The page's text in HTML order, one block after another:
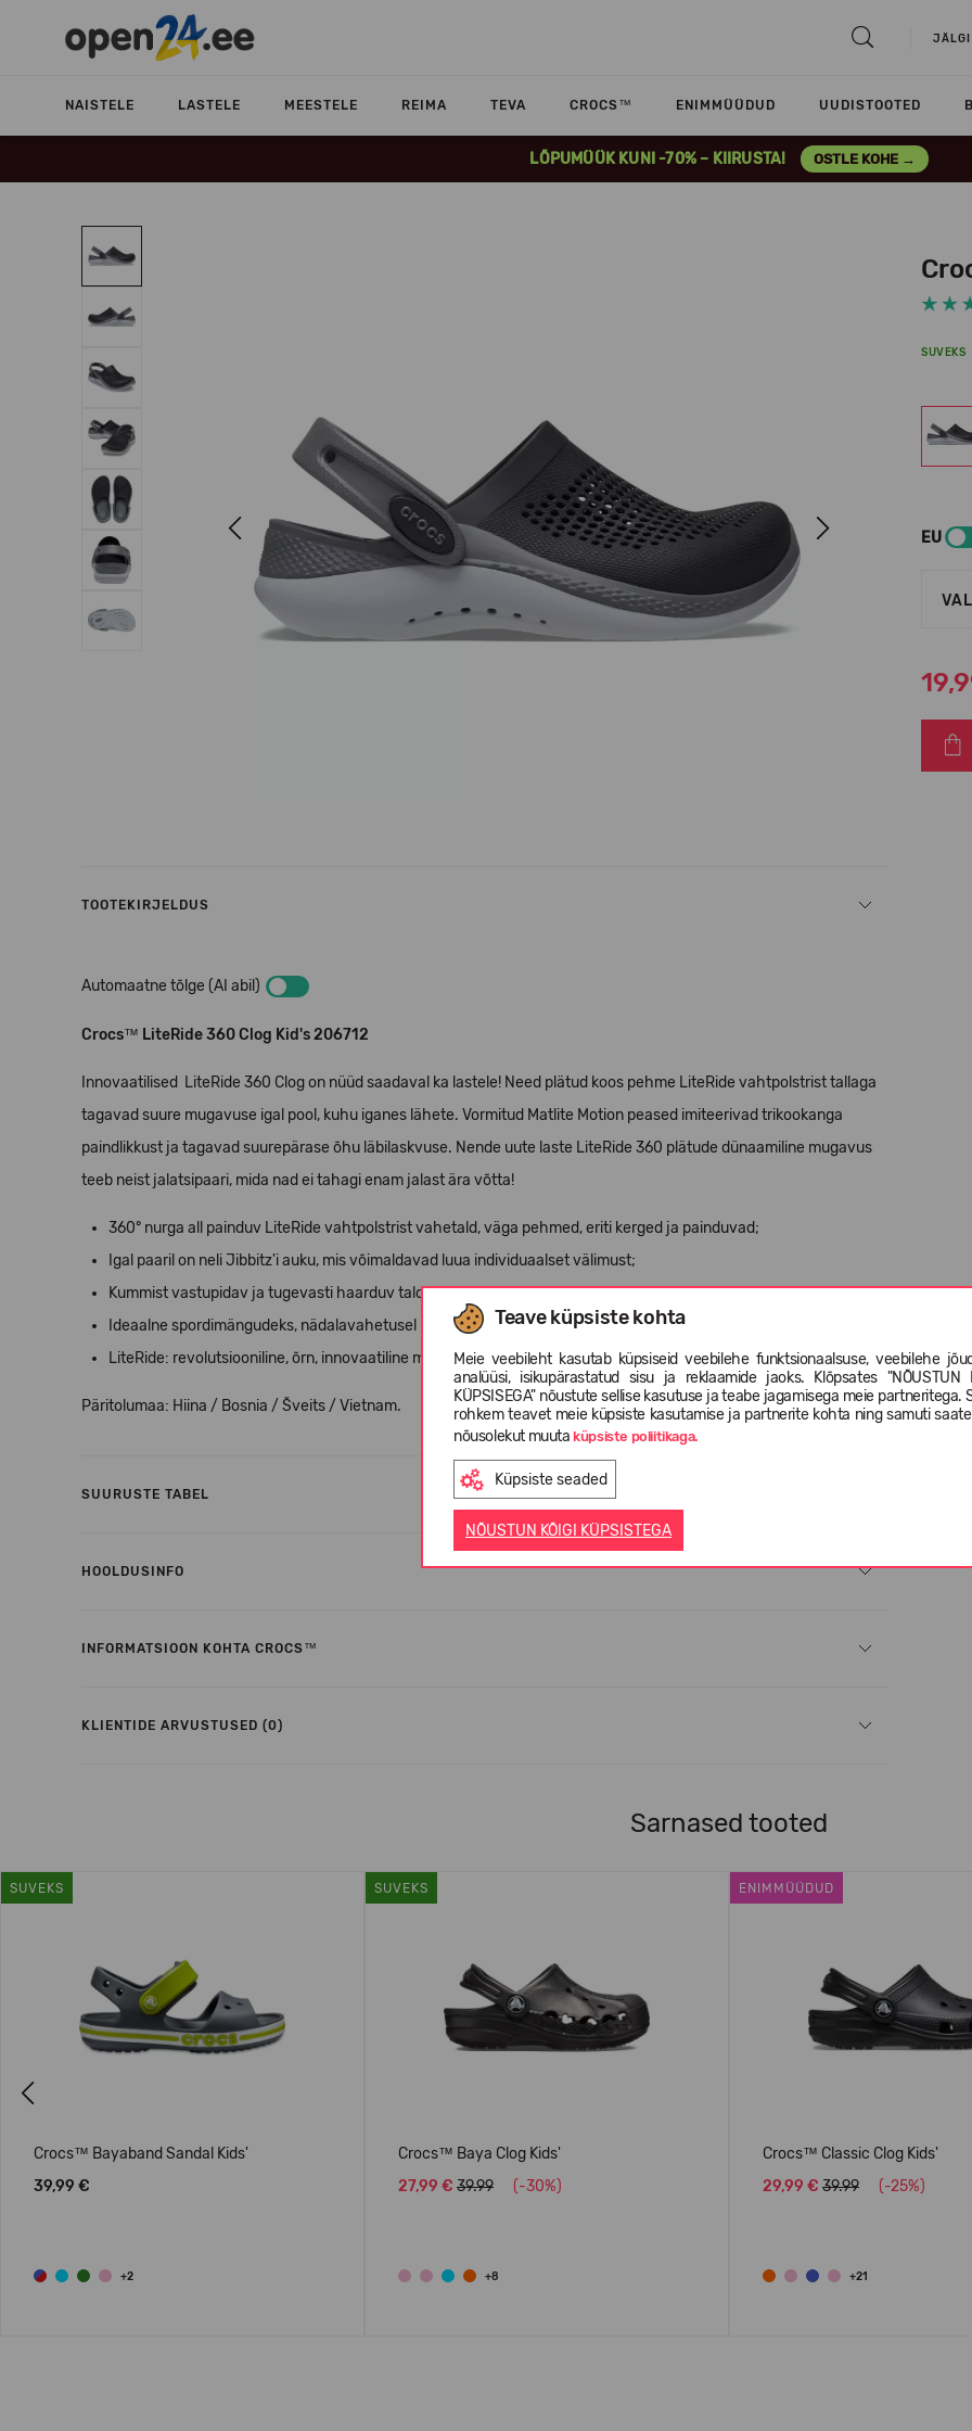
JÄLGI
NAISTELE LASTELE MEESTELE REIMA TEVA CROCS™ ENIMMÜÜDUD UUDISTOOTED
LÕPUMÜÜK KUNI -70% – KIIRUSTA! OSTLE KOHE →
Teave küpsiste kohta
Meie veebileht kasutab küpsiseid veebilehe funktsionaalsuse, veebilehe
analüüsi, isikupärastatud sisu ja reklaamide jaoks. Klõpsates "NÕUSTUN
KÜPSISEGA" nõustute sellise kasutuse ja teabe jagamisega meie partneritega.
rohkem teavet meie küpsiste kasutamise ja partnerite kohta ning samuti
nõusolekut muutaküpsiste poliitikaga.
Küpsiste seaded
NÕUSTUN KÕIGI KÜPSISTEGA
Previous Next
SUVEKS
EU
TOOTEKIRJELDUS
Automaatne tõlge (AI abil)
Crocs™ LiteRide 360 Clog Kid's 206712
Innovaatilised LiteRide 360 Clog on nüüd saadaval ka lastele! Need plätud koos pehme LiteRide vahtpolstrist tallaga
tagavad suure mugavuse igal pool, kuhu iganes lähete. Vormitud Matlite Motion peased imiteerivad trikookanga
paindlikkust ja tagavad suurepärase õhu läbilaskvuse. Nende uute laste LiteRide 360 plätude dünaamiline mugavus
teeb neist jalatsipaari, mida nad ei tahagi enam jalast ära võtta!
360° nurga all painduv LiteRide vahtpolstrist vahetald, väga pehmed, eriti kerged ja painduvad;
Igal paaril on neli Jibbitz'i auku, mis võimaldavad luua individuaalset välimust;
Kummist vastupidav ja tugevasti haarduv tald;
Ideaalne spordimängudeks, nädalavahetusel lõõgastumiseks;
LiteRide: revolutsiooniline, õrn, innovaatiline mugavus.
Päritolumaa: Hiina / Bosnia / Šveits / Vietnam.
SUURUSTE TABEL
HOOLDUSINFO
INFORMATSIOON KOHTA CROCS™
KLIENTIDE ARVUSTUSED (0)
Sarnased tooted
SUVEKS
Crocs™ Bayaband Sandal Kids'
39,99 €
+2
SUVEKS
Crocs™ Baya Clog Kids'
27,99 € 39.99 (-30%)
+8
ENIMMÜÜDUD
Crocs™ Classic Clog Kids'
29,99 € 39.99 (-25%)
+21